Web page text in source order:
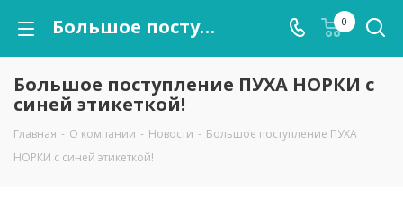
Большое поступление ПУХА НОРКИ с синей этикеткой! 0
Большое поступление ПУХА НОРКИ с
синей этикеткой!
Главная - О компании - Новости - Большое поступление ПУХА
НОРКИ с синей этикеткой!